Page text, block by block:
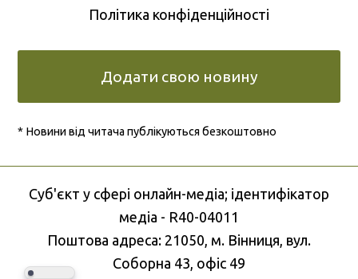
Політика конфіденційності
Додати свою новину
* Новини від читача публікуються безкоштовно
Cуб'єкт у сфері онлайн-медіа; ідентифікатор
медіа - R40-04011
Поштова адреса: 21050, м. Вінниця, вул.
Соборна 43, офіс 49